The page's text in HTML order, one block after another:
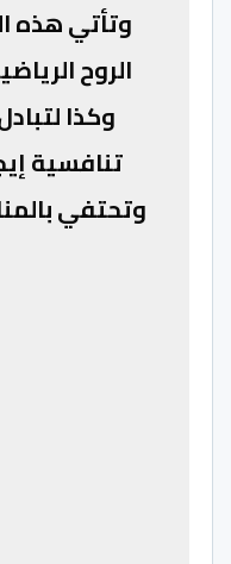
وتأتي هذه
الروح
وكذا
تنافسية
وتحتفي